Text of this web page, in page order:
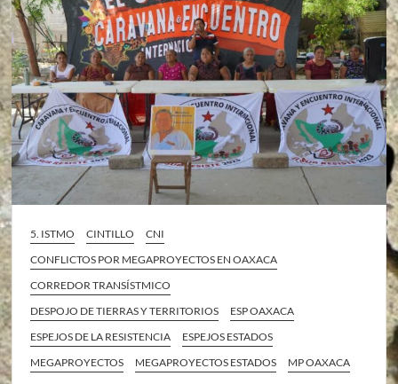
5. ISTMO CINTILLO
CNI
CONFLICTOS POR MEGAPROYECTOS EN OAXACA
CORREDOR TRANSÍSTMICO
DESPOJO DE TIERRAS Y TERRITORIOS
ESP OAXACA
ESPEJOS DE LA RESISTENCIA
ESPEJOS ESTADOS
MEGAPROYECTOS
MEGAPROYECTOS ESTADOS
MP OAXACA